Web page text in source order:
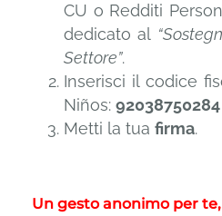
CU o Redditi
dedicato al
Settore”.
Inserisci il codice
Niños: 92038750284
Metti la tua firma.
Un gesto anonimo per